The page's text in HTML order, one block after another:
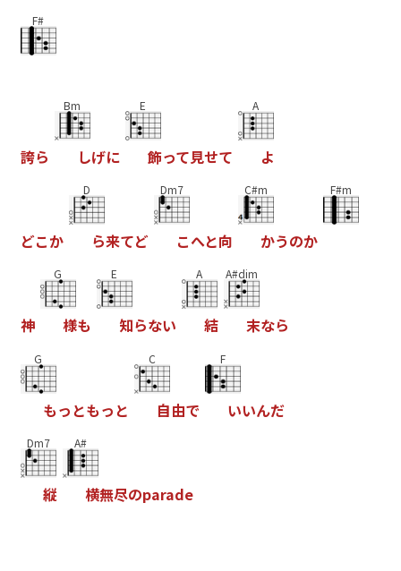
F#
誇ら
Bm
しげに
E
飾って見せて
A
よ
どこか
D
ら来てど
Dm7
こへと向
C#m
かうのか
F#m
神
G
様も
E
知らない
A
結
A#dim
末なら
G
もっ ともっ と
C
自由で
F
いいんだ
Dm7
縦
A#
横無尽のparade